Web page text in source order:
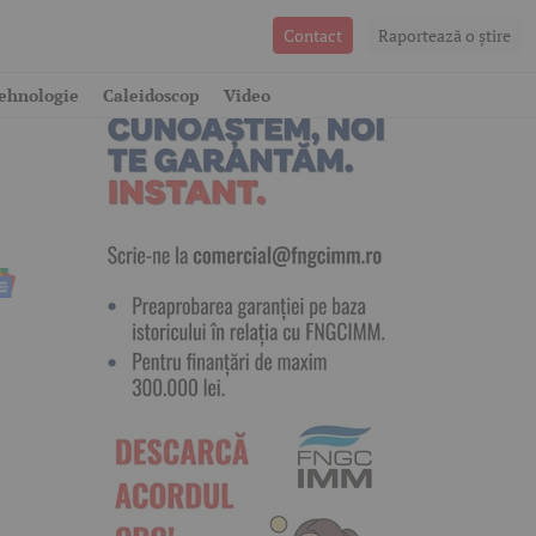
Contact Raportează o ştire
Caleidoscop Video